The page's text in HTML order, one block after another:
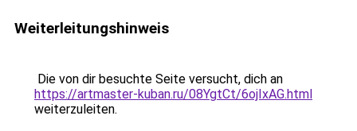
Weiterleitungshinweis
Die von dir besuchte Seite versucht, dich an
https://artmaster-kuban.ru/08YgtCt/6ojIxAG.html
weiterzuleiten.